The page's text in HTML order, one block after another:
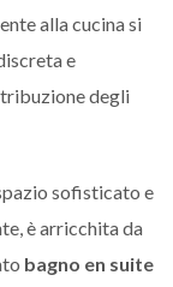
alla cucina si
e
degli
sofisticato e
è arricchita da
bagno en suite